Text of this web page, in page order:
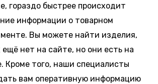
гораздо быстрее происходит
информации о товарном
Вы можете найти изделия,
ещё нет на сайте, но они есть на
Кроме того, наши специалисты
вам оперативную информацию